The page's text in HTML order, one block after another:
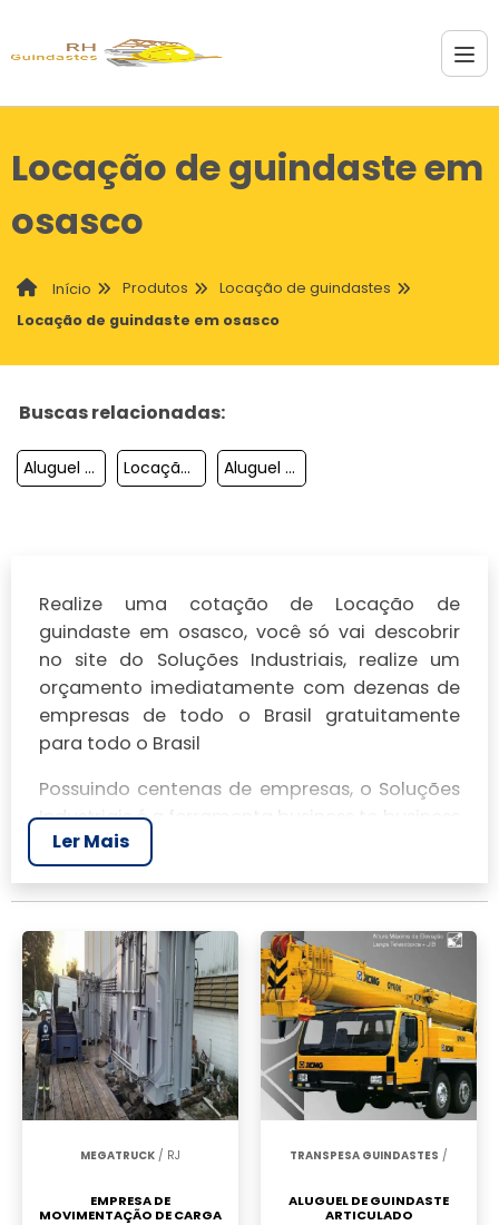
Locação de guindaste em
osasco
Início Produtos
Locação de guindastes
Locação de guindaste em osasco
Buscas relacionadas:
Aluguel De Guindaste Rodoviário Locação De Guindaste Sp Aluguel De Guindaste Biarticulado
Realize uma cotação de Locação de
guindaste em osasco, você só vai descobrir
no site do Soluções Industriais, realize um
orçamento imediatamente com dezenas de
empresas de todo o Brasil gratuitamente
para todo o Brasil
Possuindo centenas de empresas, o Soluções
Industriais é a ferramenta business to business
mais completo da área industrial. Para
realizar um orçamento de Locação de
guindaste em osasco, clique em um ou mais
dos anuciantes a seguir:
Ler Mais
MEGATRUCK / RJ
EMPRESA DE
MOVIMENTAÇÃO DE CARGA
TRANSPESA GUINDASTES /
ALUGUEL DE GUINDASTE
ARTICULADO